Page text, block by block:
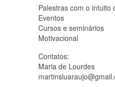
Palestras com o intuito
Eventos
Cursos e seminários
Motivacional
Contatos:
Maria de Lourdes